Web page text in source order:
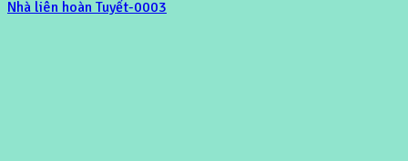
Nhà liên hoàn Tuyết-0003